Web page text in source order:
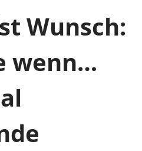
Wunsch:
wenn…